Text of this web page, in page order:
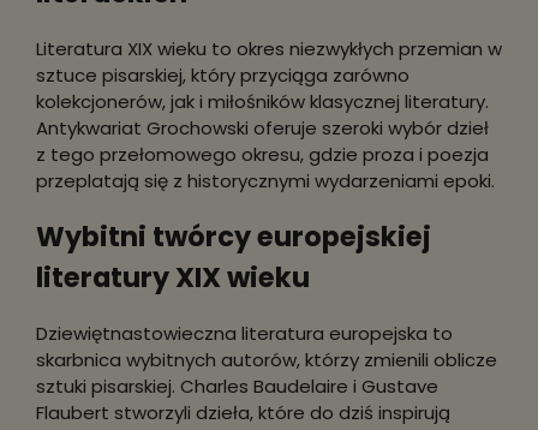
Literatura XIX wieku to okres niezwykłych przemian w
sztuce pisarskiej, który przyciąga zarówno
kolekcjonerów, jak i miłośników klasycznej literatury.
Antykwariat Grochowski oferuje szeroki wybór dzieł
z tego przełomowego okresu, gdzie proza i poezja
przeplatają się z historycznymi wydarzeniami epoki.
Wybitni twórcy europejskiej
literatury XIX wieku
Dziewiętnastowieczna literatura europejska to
skarbnica wybitnych autorów, którzy zmienili oblicze
sztuki pisarskiej. Charles Baudelaire i Gustave
Flaubert stworzyli dzieła, które do dziś inspirują